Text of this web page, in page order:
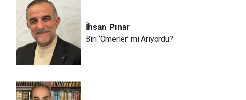
İhsan Pınar
Biri ‘Ömerler’ mi Arıyordu?